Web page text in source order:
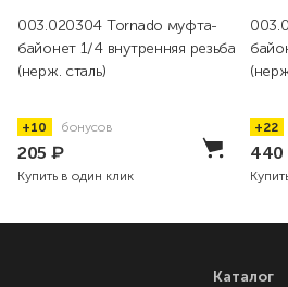
003.020304 Tornado муфта-
байонет 1/4 внутренняя резьба
(нерж. сталь)
+10 бонусов
205 ₽
Купить в один клик
+22
440
Каталог